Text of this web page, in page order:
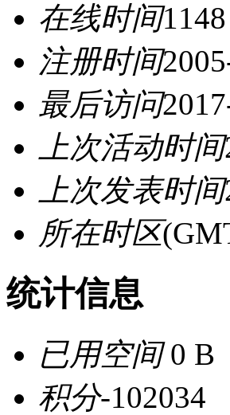
在线时间
注册时间
最后访问
上次活动时间
上次发表时间
所在时区
统计信息
已用空间0 B
积分-102034